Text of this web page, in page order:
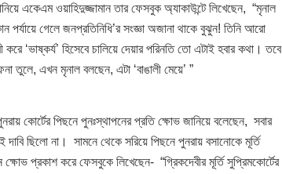
একেএম ওয়াহিদুজ্জামান তার ফেসবুক অ্যাকাউন্টে লিখেছেন, “মৃনাল
পর্যায়ে গেলে জনপ্রতিনিধি’র সংজ্ঞা অজানা থাকে বুঝুন! তিনি আরো
‘ভাষ্কর্য’ হিসেবে চালিয়ে দেয়ার পরিনতি তো এটাই হবার কথা। তবে
তুলে, এখন মৃনাল বলছেন, এটা ‘বাঙালী মেয়ে’ ”
কোর্টের পিছনে পুনঃস্থাপনের প্রতি ক্ষোভ জানিয়ে বলেছেন, সবার
ছিলো না। সামনে থেকে সরিয়ে পিছনে পুনরায় বসানোকে মূর্তি
প্রকাশ করে ফেসবুকে লিখেছেন- “গ্রিকদেবীর মূর্তি সুপ্রিমকোর্টের